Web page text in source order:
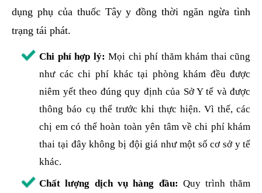
dụng phụ của thuốc Tây y đồng thời ngăn ngừa tình
trạng tái phát.
Chi phí hợp lý: Mọi chi phí thăm khám thai cũng
như các chi phí khác tại phòng khám đều được
niêm yết theo đúng quy định của Sở Y tế và được
thông báo cụ thể trước khi thực hiện. Vì thế, các
chị em có thể hoàn toàn yên tâm về chi phí khám
thai tại đây không bị đội giá như một số cơ sở y tế
khác.
Chất lượng dịch vụ hàng đầu: Quy trình thăm